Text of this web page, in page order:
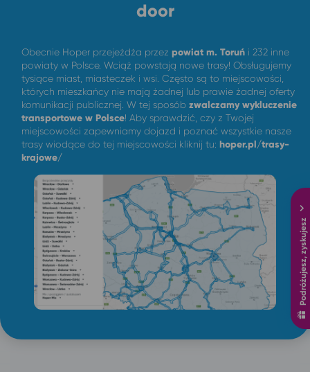
Podróżujesz, zyskujesz
door
Obecnie Hoper przejeżdża przez powiat m. Toruń i 232 inne
powiaty w Polsce. Wciąż powstają nowe trasy! Obsługujemy
tysiące miast, miasteczek i wsi. Często są to miejscowości,
których mieszkańcy nie mają żadnej lub prawie żadnej oferty
komunikacji publicznej. W tej sposób zwalczamy wykluczenie
transportowe w Polsce! Aby sprawdzić, czy z Twojej
miejscowości zapewniamy dojazd i poznać wszystkie nasze
trasy wiodące do tej miejscowości kliknij tu: hoper.pl/trasy-
krajowe/